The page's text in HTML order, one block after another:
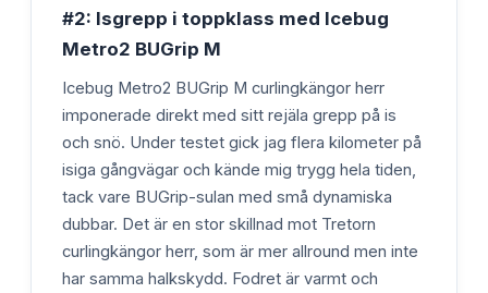
#2: Isgrepp i toppklass med Icebug
Metro2 BUGrip M
Icebug Metro2 BUGrip M curlingkängor herr
imponerade direkt med sitt rejäla grepp på is
och snö. Under testet gick jag flera kilometer på
isiga gångvägar och kände mig trygg hela tiden,
tack vare BUGrip-sulan med små dynamiska
dubbar. Det är en stor skillnad mot Tretorn
curlingkängor herr, som är mer allround men inte
har samma halkskydd. Fodret är varmt och